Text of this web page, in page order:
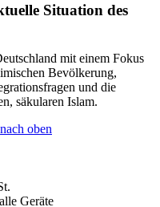
Situation des
mit einem Fokus
Bevölkerung,
und die
säkularen Islam.
nach oben
Geräte